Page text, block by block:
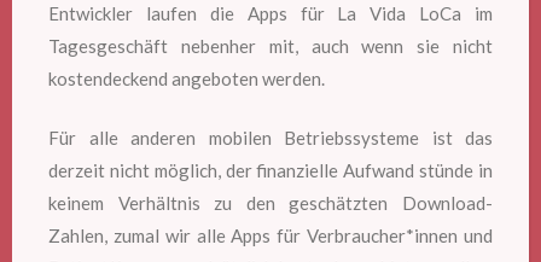
Entwickler laufen die Apps für La Vida LoCa im
Tagesgeschäft nebenher mit, auch wenn sie nicht
kostendeckend angeboten werden.
Für alle anderen mobilen Betriebssysteme ist das
derzeit nicht möglich, der finanzielle Aufwand stünde in
keinem Verhältnis zu den geschätzten Download-
Zahlen, zumal wir alle Apps für Verbraucher*innen und